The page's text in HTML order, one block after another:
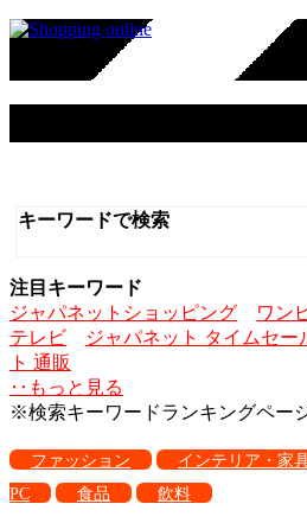
キーワードで検索
注目キーワード
ジャパネットショッピング
ワン
テレビ
ジャパネット タイムセー
ト 通販
‥もっと見る
※検索キーワードランキングペー
ファッション インテリア・家
PC
食品 飲料